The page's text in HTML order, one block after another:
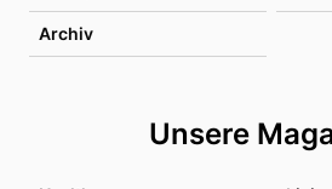
Archiv
Unsere